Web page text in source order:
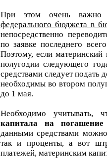
При этом очень
федерального бюджета в
непосредственно
по заявке последнего
Поэтому, еслиматеринский
полугодии следующего
средствами следует подать
необходимы во втором
до 1 мая.
Необходимо
капитала на
данными средствами
так и проценты, а вот
платежей, материнским